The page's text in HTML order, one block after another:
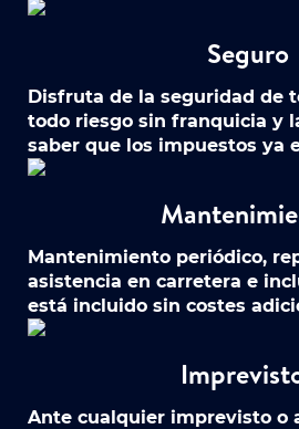
Seguro
Disfruta de la seguridad de
todo riesgo sin franquicia y
saber que los impuestos ya
Mantenimiento periódico,
asistencia en carretera e
está incluido sin costes
Ante cualquier imprevisto o